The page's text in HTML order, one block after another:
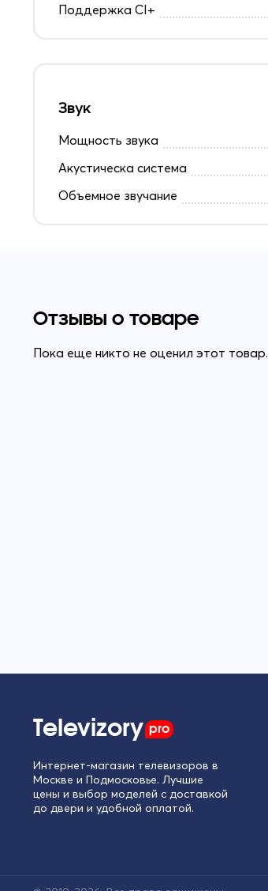
Поддержка CI+
Звук
Мощность звука
Акустическа система
Объемное звучание
Отзывы о товаре
Пока еще никто не оценил этот товар.
Televizory pro
Интернет-магазин телевизоров в
Москве и Подмосковье. Лучшие
цены и выбор моделей с доставкой
до двери и удобной оплатой.